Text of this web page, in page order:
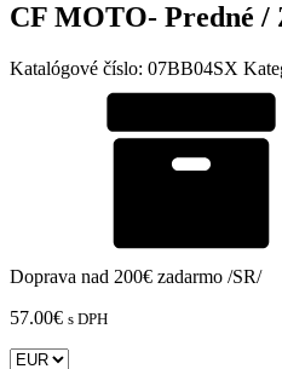
CF MOTO- Predné /
Katalógové číslo: 07BB04SX
Doprava nad 200€ zadarmo /SR/
57.00€ s DPH